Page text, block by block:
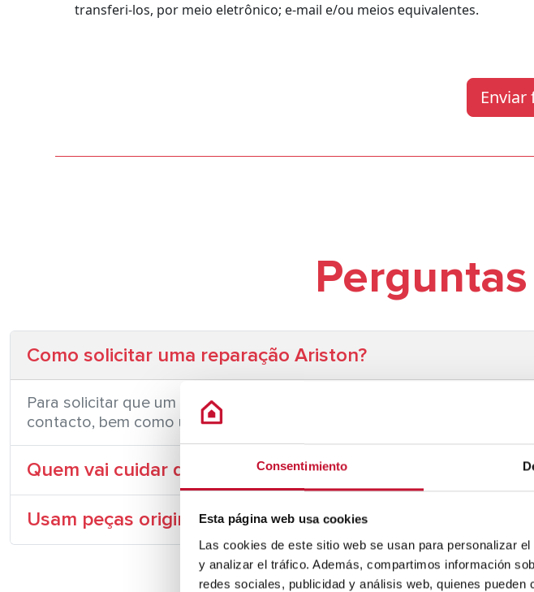
Consentimiento
Esta página web usa cookies
Las cookies de este sitio web se usan para personalizar
y analizar el tráfico. Además, compartimos información
redes sociales, publicidad y análisis web, quienes
transferi-los, por meio eletrônico; e-mail e/ou meios equivalentes.
Como solicitar uma reparação Ariston?
Para solicitar que um dos nossos técnicos resolva a sua avaria,
contacto, bem como uma breve descrição do problema. Uma vez
Quem vai cuidar da reparação?
Usam peças originais?